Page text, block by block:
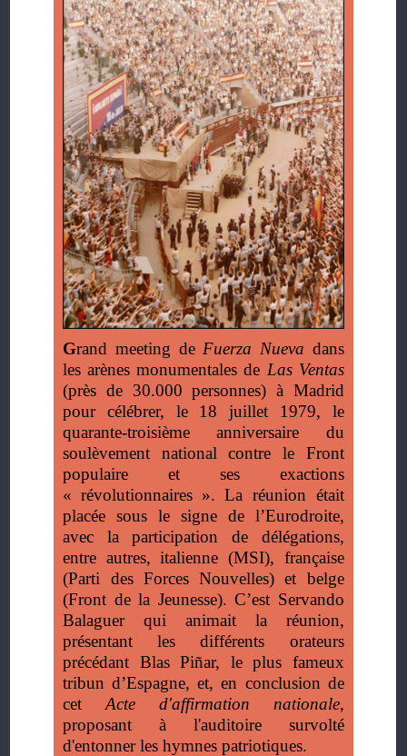
Grand meeting de Fuerza Nueva dans
les arènes monumentales de Las Ventas
(près de 30.000 personnes) à Madrid
pour célébrer, le 18 juillet 1979, le
quarante-troisième anniversaire du
soulèvement national contre le Front
populaire et ses exactions
« révolutionnaires ». La réunion était
placée sous le signe de l’Eurodroite,
avec la participation de délégations,
entre autres, italienne (MSI), française
(Parti des Forces Nouvelles) et belge
(Front de la Jeunesse). C’est Servando
Balaguer qui animait la réunion,
présentant les différents orateurs
précédant Blas Piñar, le plus fameux
tribun d’Espagne, et, en conclusion de
cetActe d'affirmation nationale,
proposant à l'auditoire survolté
d'entonner les hymnes patriotiques.